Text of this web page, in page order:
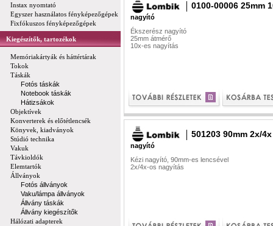
Instax nyomtató
Egyszer használatos fényképezőgépek
Fixfókuszos fényképezőgépek
Kiegészítők, tartozékok
Memóriakártyák és háttértárak
Tokok
Táskák
Fotós táskák
Notebook táskák
Hátizsákok
Objektívek
Konverterek és előtétlencsék
Könyvek, kiadványok
Stúdió technika
Vakuk
Távkioldók
Elemtartók
Állványok
Fotós állványok
Vaku/lámpa állványok
Állvány táskák
Állvány kiegészítők
Hálózati adapterek
0100-00006 25mm
nagyító
Ékszerész nagyító
25mm átmérő
10x-es nagyítás
501203 90mm 2x/4x
nagyító
Kézi nagyító, 90mm-es lencsével
2x/4x-os nagyítás